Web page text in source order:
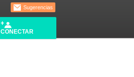
Sugerencias
CONECTAR